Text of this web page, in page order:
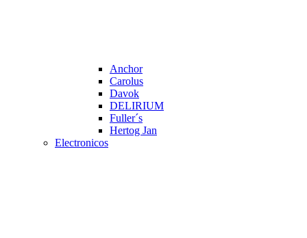
Anchor
Carolus
Davok
DELIRIUM
Fuller´s
Hertog Jan
Electronicos